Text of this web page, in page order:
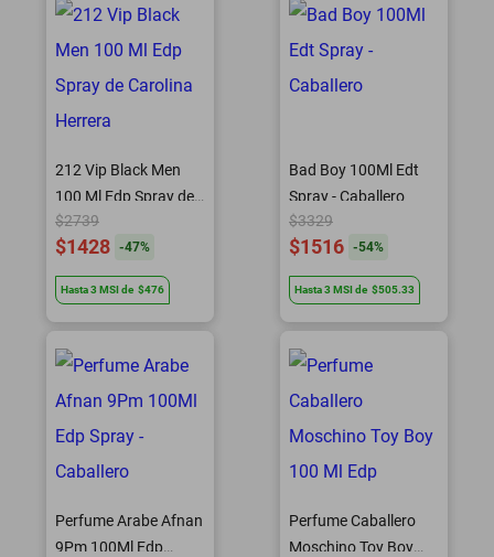
212 Vip Black Men
100 Ml Edp Spray de
Carolina Herrera
$2739
$1428 -47%
Hasta3 MSIde $476
Bad Boy 100Ml Edt
Spray - Caballero
$3329
$1516 -54%
Hasta3 MSIde $505.33
Perfume Arabe Afnan
9Pm 100Ml Edp
Perfume Caballero
Moschino Toy Boy